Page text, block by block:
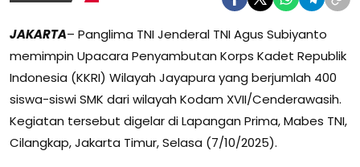
JAKARTA– Panglima TNI Jenderal TNI Agus Subiyanto
memimpin Upacara Penyambutan Korps Kadet Republik
Indonesia (KKRI) Wilayah Jayapura yang berjumlah 400
siswa-siswi SMK dari wilayah Kodam XVII/Cenderawasih.
Kegiatan tersebut digelar di Lapangan Prima, Mabes TNI,
Cilangkap, Jakarta Timur, Selasa (7/10/2025).